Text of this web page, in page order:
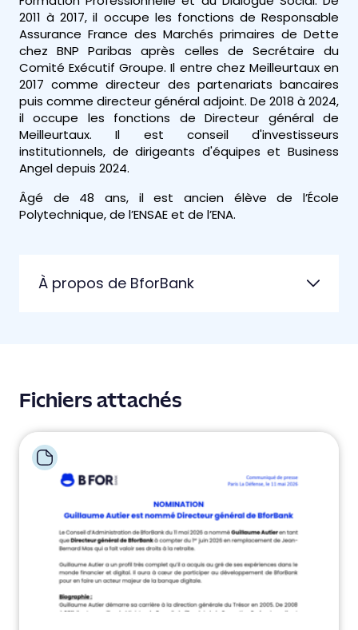
2011 à 2017, il occupe les fonctions de Responsable
Assurance France des Marchés primaires de Dette
chez BNP Paribas après celles de Secrétaire du
Comité Exécutif Groupe. Il entre chez Meilleurtaux en
2017 comme directeur des partenariats bancaires
puis comme directeur général adjoint. De 2018 à 2024,
il occupe les fonctions de Directeur général de
Meilleurtaux. Il est conseil d'investisseurs
institutionnels, de dirigeants d'équipes et Business
Angel depuis 2024.
Âgé de 48 ans, il est ancien élève de l’École
Polytechnique, de l’ENSAE et de l’ENA.
À propos de BforBank
Fichiers attachés